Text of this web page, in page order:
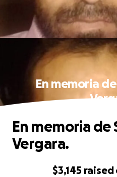
En memoria
$3,145 raised
En memoria de
Vergara.